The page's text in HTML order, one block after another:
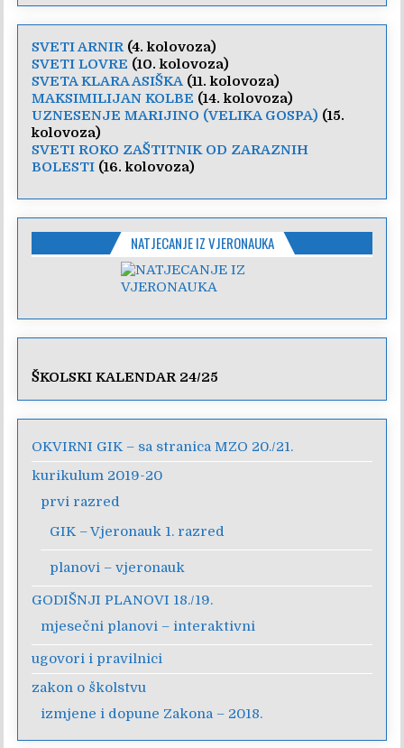
SVETI ARNIR (4. kolovoza)
SVETI LOVRE (10. kolovoza)
SVETA KLARA ASIŠKA (11. kolovoza)
MAKSIMILIJAN KOLBE (14. kolovoza)
UZNESENJE MARIJINO (VELIKA GOSPA) (15.
kolovoza)
SVETI ROKO ZAŠTITNIK OD ZARAZNIH
BOLESTI (16. kolovoza)
NATJECANJE IZ VJERONAUKA
ŠKOLSKI KALENDAR 24/25
OKVIRNI GIK – sa stranica MZO 20./21.
kurikulum 2019-20
prvi razred
GIK – Vjeronauk 1. razred
planovi – vjeronauk
GODIŠNJI PLANOVI 18./19.
mjesečni planovi – interaktivni
ugovori i pravilnici
zakon o školstvu
izmjene i dopune Zakona – 2018.